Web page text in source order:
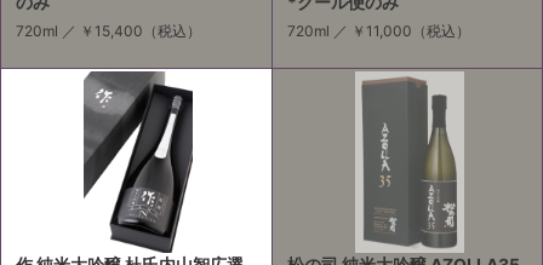
720ml ／ ￥15,400 （税込） 720ml ／ ￥11,000 （税込）